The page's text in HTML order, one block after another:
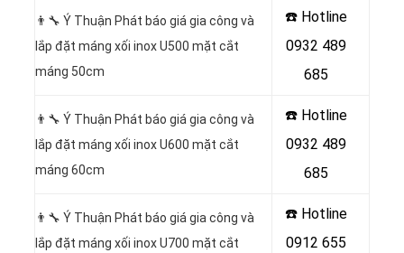
👨‍🔧 Ý Thuận Phát báo giá gia công và
lắp đặt máng xối inox U500 mặt cắt
máng 50cm
☎️ Hotline
0932 489
685
👨‍🔧 Ý Thuận Phát báo giá gia công và
lắp đặt máng xối inox U600 mặt cắt
máng 60cm
☎️ Hotline
0932 489
685
👨‍🔧 Ý Thuận Phát báo giá gia công và
lắp đặt máng xối inox U700 mặt cắt
☎️ Hotline
0912 655